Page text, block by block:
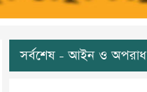
সর্বশেষ - আইন ও অপরাধ